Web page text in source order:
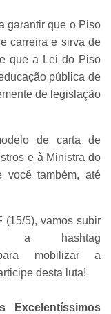
garantir que o Piso
carreira e sirva de
que a Lei do Piso
pública de
de legislação
de carta de
e à Ministra do
você também, até
(15/5), vamos subir
a hashtag
mobilizar a
desta luta!
Excelentíssimos